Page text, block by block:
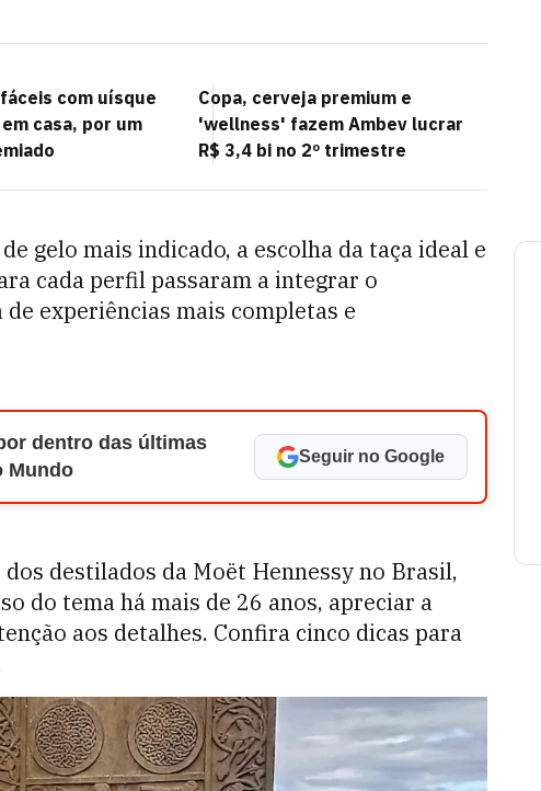
com uísque
casa, por um
Copa, cerveja premium e
'wellness' fazem Ambev lucrar
R$ 3,4 bi no 2º trimestre
gelo mais indicado, a escolha da taça ideal e
cada perfil passaram a integrar o
experiências mais completas e
dentro das últimas
Mundo
Seguir no Google
destilados da Moët Hennessy no Brasil,
do tema há mais de 26 anos, apreciar a
aos detalhes. Confira cinco dicas para